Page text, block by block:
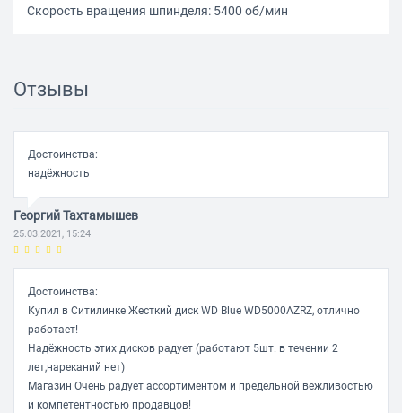
Скорость вращения шпинделя: 5400 об/мин
Отзывы
Достоинства:
надёжность
Георгий Тахтамышев
25.03.2021, 15:24
Достоинства:
Купил в Ситилинке Жесткий диск WD Blue WD5000AZRZ, отлично
работает!
Надёжность этих дисков радует (работают 5шт. в течении 2
лет,нареканий нет)
Магазин Очень радует ассортиментом и предельной вежливостью
и компетентностью продавцов!